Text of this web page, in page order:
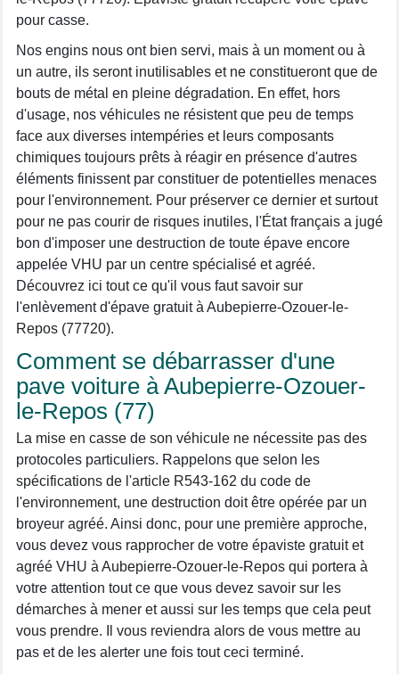
pour casse.
Nos engins nous ont bien servi, mais à un moment ou à
un autre, ils seront inutilisables et ne constitueront que de
bouts de métal en pleine dégradation. En effet, hors
d'usage, nos véhicules ne résistent que peu de temps
face aux diverses intempéries et leurs composants
chimiques toujours prêts à réagir en présence d'autres
éléments finissent par constituer de potentielles menaces
pour l'environnement. Pour préserver ce dernier et surtout
pour ne pas courir de risques inutiles, l'État français a jugé
bon d'imposer une destruction de toute épave encore
appelée VHU par un centre spécialisé et agréé.
Découvrez ici tout ce qu'il vous faut savoir sur
l'enlèvement d'épave gratuit à Aubepierre-Ozouer-le-
Repos (77720).
Comment se débarrasser d'une
pave voiture à Aubepierre-Ozouer-
le-Repos (77)
La mise en casse de son véhicule ne nécessite pas des
protocoles particuliers. Rappelons que selon les
spécifications de l'article R543-162 du code de
l'environnement, une destruction doit être opérée par un
broyeur agréé. Ainsi donc, pour une première approche,
vous devez vous rapprocher de votre épaviste gratuit et
agréé VHU à Aubepierre-Ozouer-le-Repos qui portera à
votre attention tout ce que vous devez savoir sur les
démarches à mener et aussi sur les temps que cela peut
vous prendre. Il vous reviendra alors de vous mettre au
pas et de les alerter une fois tout ceci terminé.